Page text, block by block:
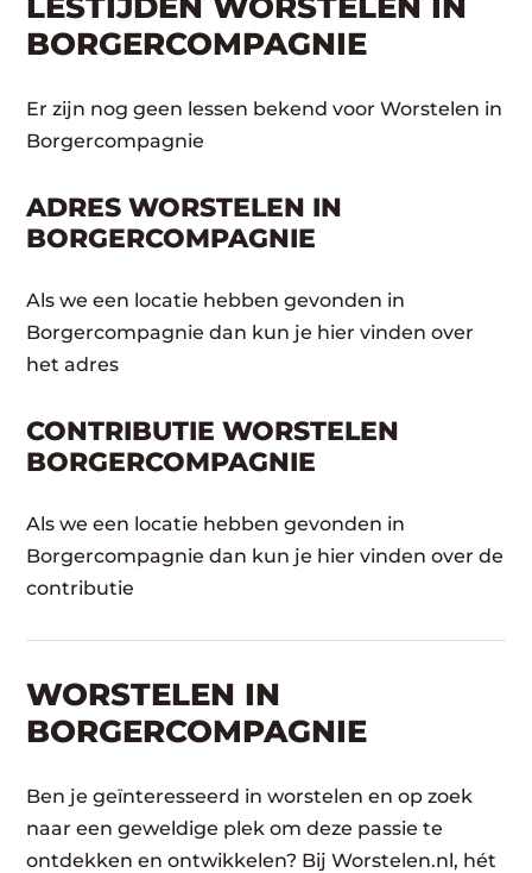
BORGERCOMPAGNIE
Er zijn nog geen lessen bekend voor Worstelen in
Borgercompagnie
ADRES WORSTELEN IN
BORGERCOMPAGNIE
Als we een locatie hebben gevonden in
Borgercompagnie dan kun je hier vinden over
het adres
CONTRIBUTIE WORSTELEN
BORGERCOMPAGNIE
Als we een locatie hebben gevonden in
Borgercompagnie dan kun je hier vinden over de
contributie
WORSTELEN​ IN
BORGERCOMPAGNIE
Ben je geïnteresseerd in worstelen en op zoek
naar een geweldige plek om deze passie te
ontdekken en ontwikkelen? Bij Worstelen.nl, hét